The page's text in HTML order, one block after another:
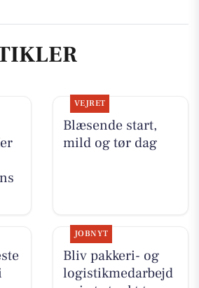
VEJRET
Blæsende start,
mild og tør dag
JOBNYT
Bliv pakkeri- og
logistikmedarbejd